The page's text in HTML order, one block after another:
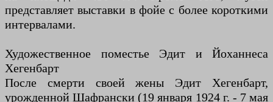
представляет выставки в фойе с более короткими
интервалами.
Художественное поместье Эдит и Йоханнеса
Хегенбарт
После смерти своей жены Эдит Хегенбарт,
урожденной Шафрански (19 января 1924 г. - 7 мая